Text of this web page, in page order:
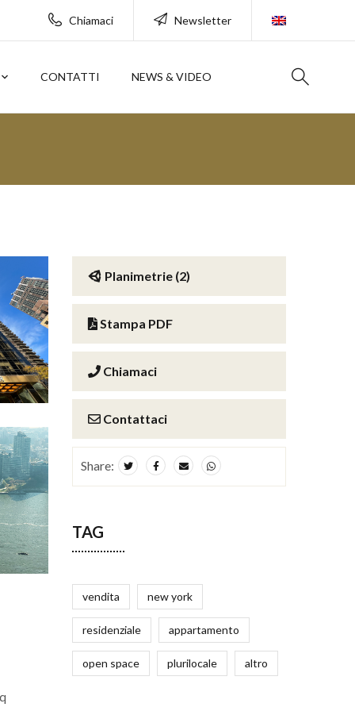
Chiamaci Newsletter
CONTATTI NEWS & VIDEO
Planimetrie (2)
Stampa PDF
Chiamaci
Contattaci
Share:
TAG
vendita new york
residenziale appartamento
open space plurilocale altro